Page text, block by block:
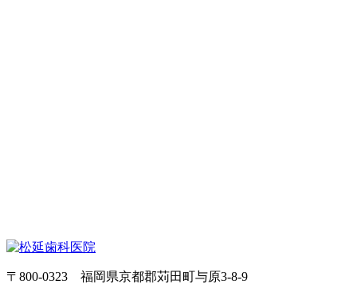
〒800-0323 福岡県京都郡苅田町与原3-8-9